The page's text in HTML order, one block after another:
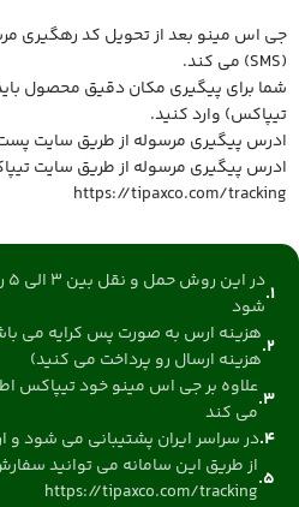
جی اس مینو بعد از تحویل کد رهگیری
(SMS) می کند.
شما برای پیگیری مکان دقیق محصول
تیپاکس) وارد کنید.
ادرس پیگیری مرسوله از طریق سایت
ادرس پیگیری مرسوله از طریق سایت
https://tipaxco.com/tracking
شود
هزینه ارس به صورت پس کرایه می
هزینه ارسال رو پرداخت می کنید)
علاوه بر جی اس مینو خود تیپاکس
می کند
در سراسر ایران پشتیبانی می شود و
از طریق این سامانه می توانید
https://tipaxco.com/tracking